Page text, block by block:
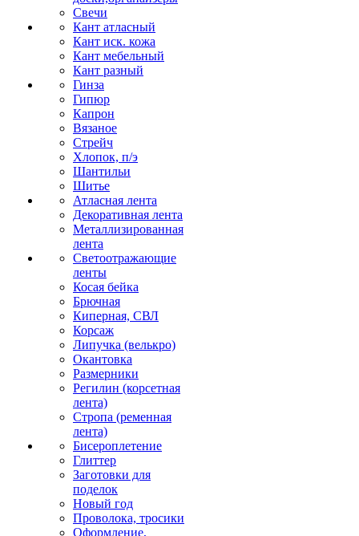
Свечи
Кант атласный
Кант иск. кожа
Кант мебельный
Кант разный
Гинза
Гипюр
Капрон
Вязаное
Стрейч
Хлопок, п/э
Шантильи
Шитье
Атласная лента
Декоративная лента
Металлизированная
лента
Светоотражающие
ленты
Косая бейка
Брючная
Киперная, СВЛ
Корсаж
Липучка (велькро)
Окантовка
Размерники
Регилин (корсетная
лента)
Стропа (ременная
лента)
Бисероплетение
Глиттер
Заготовки для
поделок
Новый год
Проволока, тросики
Оформление,